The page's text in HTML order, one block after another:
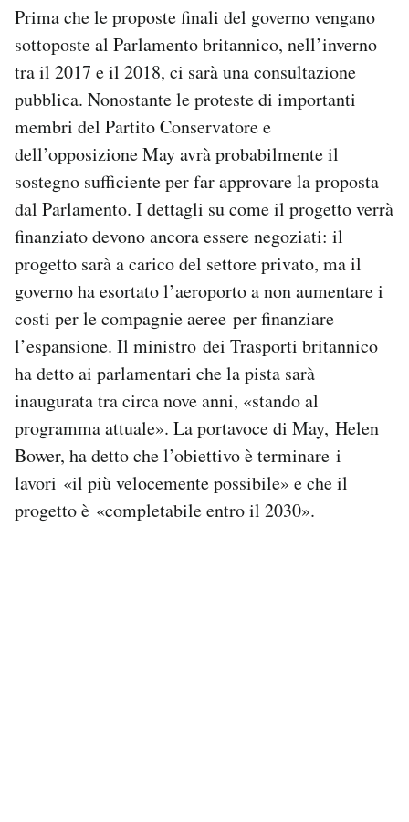
Prima che le proposte finali del governo vengano
sottoposte al Parlamento britannico, nell’inverno
tra il 2017 e il 2018, ci sarà una consultazione
pubblica. Nonostante le proteste di importanti
membri del Partito Conservatore e
dell’opposizione May avrà probabilmente il
sostegno sufficiente per far approvare la proposta
dal Parlamento. I dettagli su come il progetto verrà
finanziato devono ancora essere negoziati: il
progetto sarà a carico del settore privato, ma il
governo ha esortato l’aeroporto a non aumentare i
costi per le compagnie aeree per finanziare
l’espansione. Il ministro dei Trasporti britannico
ha detto ai parlamentari che la pista sarà
inaugurata tra circa nove anni, «stando al
programma attuale». La portavoce di May, Helen
Bower, ha detto che l’obiettivo è terminare i
lavori «il più velocemente possibile» e che il
progetto è «completabile entro il 2030».